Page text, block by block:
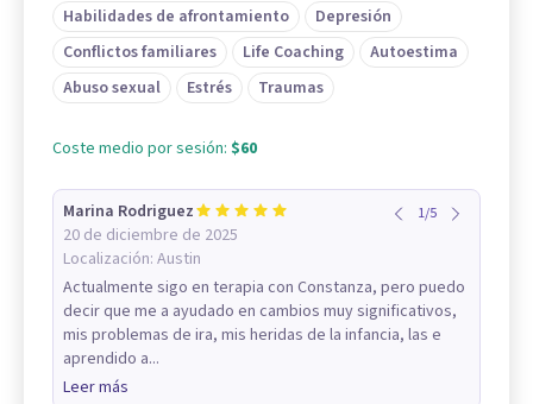
Habilidades de afrontamiento
Depresión
Conflictos familiares
Life Coaching
Autoestima
Abuso sexual
Estrés Traumas
Coste medio por sesión: $60
Marina Rodriguez
20 de diciembre de 2025
Localización: Austin
1/5
Actualmente sigo en terapia con Constanza, pero puedo
decir que me a ayudado en cambios muy significativos,
mis problemas de ira, mis heridas de la infancia, las e
aprendido a...
Leer más